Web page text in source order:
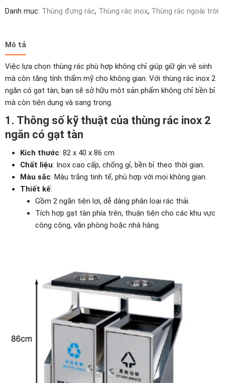
tàn
Danh mục: Thùng đựng rác, Thùng rác inox, Thùng rác ngoài trời
Mô tả
Việc lựa chọn thùng rác phù hợp không chỉ giúp giữ gìn vệ sinh
mà còn tăng tính thẩm mỹ cho không gian. Với thùng rác inox 2
ngăn có gạt tàn, bạn sẽ sở hữu một sản phẩm không chỉ bền bỉ
mà còn tiện dụng và sang trọng.
1. Thông số kỹ thuật của thùng rác inox 2
ngăn có gạt tàn
Kích thước: 82 x 40 x 86 cm
Chất liệu: Inox cao cấp, chống gỉ, bền bỉ theo thời gian.
Màu sắc: Màu trắng tinh tế, phù hợp với mọi không gian.
Thiết kế:
Gồm 2 ngăn tiện lợi, dễ dàng phân loại rác thải.
Tích hợp gạt tàn phía trên, thuận tiện cho các khu vực
công cộng, văn phòng hoặc nhà hàng.